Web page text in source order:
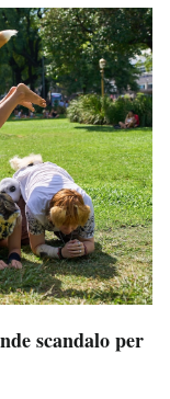
scandalo per